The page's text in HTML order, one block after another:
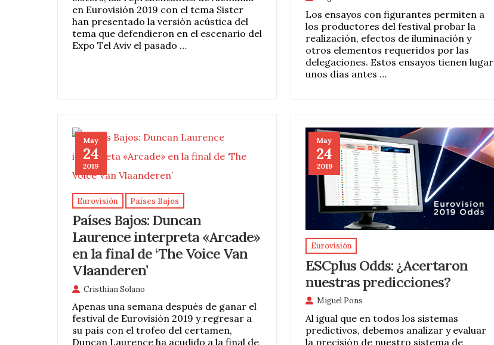
en Eurovisión 2019 con el tema Sister
han presentado la versión acústica del
tema que defendieron en el escenario del
Expo Tel Aviv el pasado …
Los ensayos con figurantes permiten a
los productores del festival probar la
realización, efectos de iluminación y
otros elementos requeridos por las
delegaciones. Estos ensayos tienen lugar
unos días antes …
May
24
2019
Eurovisión Países Bajos
Países Bajos: Duncan
Laurence interpreta «Arcade»
en la final de ‘The Voice Van
Vlaanderen’
Cristhian Solano
Apenas una semana después de ganar el
festival de Eurovisión 2019 y regresar a
su país con el trofeo del certamen,
Duncan Laurence ha acudido a la final de
May
24
2019
Eurovisión
ESCplus Odds: ¿Acertaron
nuestras predicciones?
Miguel Pons
Al igual que en todos los sistemas
predictivos, debemos analizar y evaluar
la precisión de nuestro sistema de